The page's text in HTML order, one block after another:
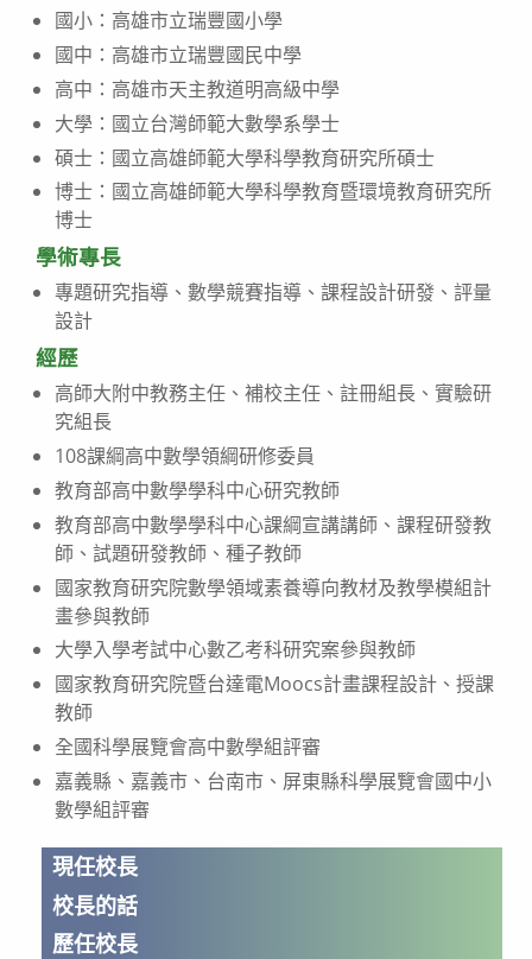
現任校長
校長的話
歷任校長
國小：高雄市立瑞豐國小學
國中：高雄市立瑞豐國民中學
高中：高雄市天主教道明高級中學
大學：國立台灣師範大數學系學士
碩士：國立高雄師範大學科學教育研究所碩士
博士：國立高雄師範大學科學教育暨環境教育研究所
博士
學術專長
專題研究指導、數學競賽指導、課程設計研發、評量
設計
經歷
高師大附中教務主任、補校主任、註冊組長、實驗研
究組長
108課綱高中數學領綱研修委員
教育部高中數學學科中心研究教師
教育部高中數學學科中心課綱宣講講師、課程研發教
師、試題研發教師、種子教師
國家教育研究院數學領域素養導向教材及教學模組計
畫參與教師
大學入學考試中心數乙考科研究案參與教師
國家教育研究院暨台達電Moocs計畫課程設計、授課
教師
全國科學展覽會高中數學組評審
嘉義縣、嘉義市、台南市、屏東縣科學展覽會國中小
數學組評審